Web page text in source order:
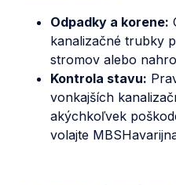
Odpadky a korene:
kanalizačné trubky
stromov alebo
Kontrola stavu:
vonkajších
akýchkoľvek
volajte